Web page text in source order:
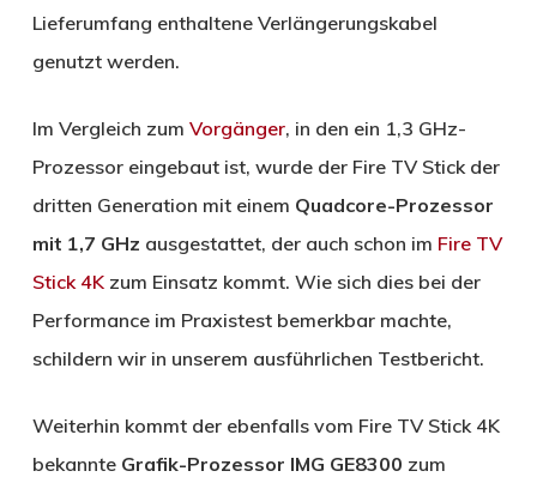
Lieferumfang enthaltene Verlängerungskabel
genutzt werden.
Im Vergleich zum Vorgänger, in den ein 1,3 GHz-
Prozessor eingebaut ist, wurde der Fire TV Stick der
dritten Generation mit einem Quadcore-Prozessor
mit 1,7 GHz ausgestattet, der auch schon im Fire TV
Stick 4Kzum Einsatz kommt. Wie sich dies bei der
Performance im Praxistest bemerkbar machte,
schildern wir in unserem ausführlichen Testbericht.
Weiterhin kommt der ebenfalls vom Fire TV Stick 4K
bekannte Grafik-Prozessor IMG GE8300 zum